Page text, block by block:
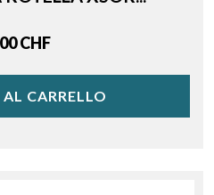
CHF
CARRELLO